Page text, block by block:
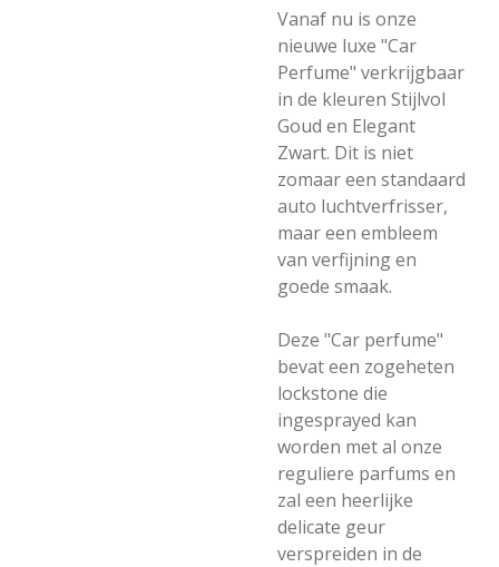
Vanaf nu is onze
nieuwe luxe "Car
Perfume" verkrijgbaar
in de kleuren Stijlvol
Goud en Elegant
Zwart. Dit is niet
zomaar een standaard
auto luchtverfrisser,
maar een embleem
van verfijning en
goede smaak.
Deze "Car perfume"
bevat een zogeheten
lockstone die
ingesprayed kan
worden met al onze
reguliere parfums en
zal een heerlijke
delicate geur
verspreiden in de